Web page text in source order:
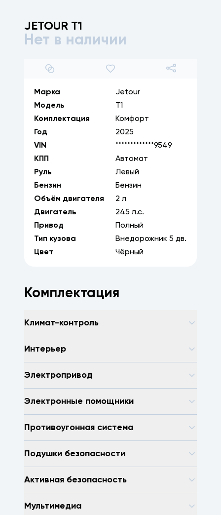
JETOUR T1
Нет в наличии
1/18
Марка
Jetour
Модель
T1
Комплектация
Комфорт
Год
2025
VIN
*************9549
КПП
Автомат
Руль
Левый
Бензин
Бензин
Объём двигателя
2 л
Двигатель
245 л.с.
Привод
Полный
Тип кузова
Внедорожник 5 дв.
Цвет
Чёрный
Комплектация
Климат-контроль
Интерьер
Электропривод
Электронные помощники
Противоугонная система
Подушки безопасности
Активная безопасность
Мультимедиа